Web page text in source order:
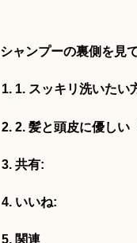
シャンプーの裏側を見
1. スッキリ洗いたい
2. 髪と頭皮に優しい
共有:
いいね:
関連